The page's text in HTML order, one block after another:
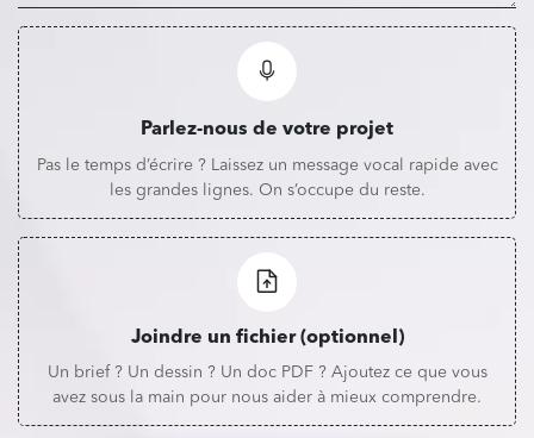
Parlez-nous de votre projet
Pas le temps d’écrire ? Laissez un message vocal rapide avec
les grandes lignes. On s’occupe du reste.
Joindre un fichier (optionnel)
Un brief ? Un dessin ? Un doc PDF ? Ajoutez ce que vous
avez sous la main pour nous aider à mieux comprendre.